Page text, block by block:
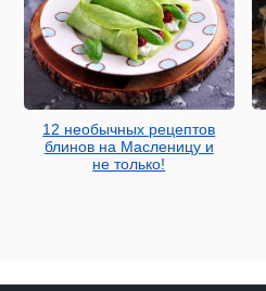
12 необычных рецептов
блинов на Масленицу и
не только!